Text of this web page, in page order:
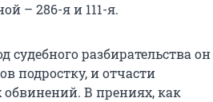
– 286-я и 111-я.
судебного разбирательства он
подростку, и отчасти
обвинений. В прениях, как